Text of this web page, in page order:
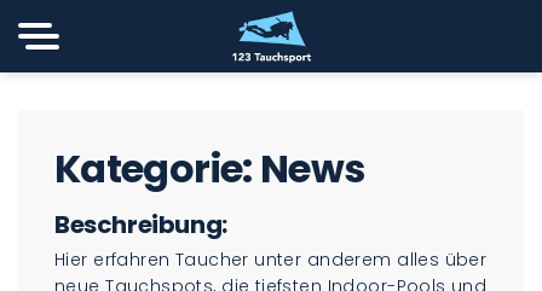
Kategorie: News
Beschreibung:
Hier erfahren Taucher unter anderem alles über
neue Tauchspots, die tiefsten Indoor-Pools und